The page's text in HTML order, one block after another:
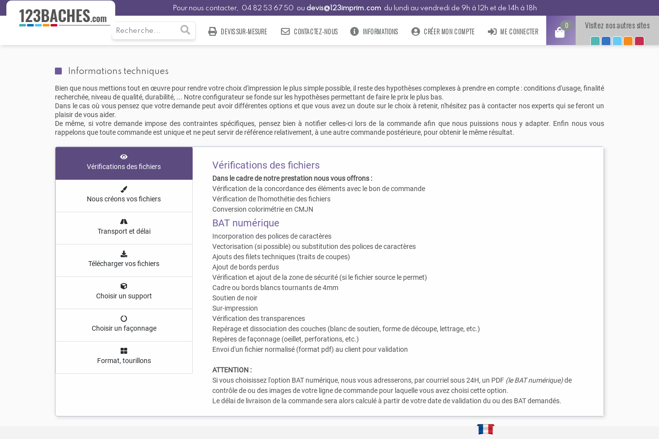
Pour nous contacter, 04 82 53 67 50 ou devis@123imprim.com du lundi au vendredi de 9h à 12h et de 14h à 18h
DEVIS SUR-MESURE CONTACTEZ-NOUS INFORMATIONS CRÉER MON COMPTE ME CONNECTER
0 Visitez nos autres sites
Informations techniques
Bien que nous mettions tout en œuvre pour rendre votre choix d'impression le plus simple possible, il reste des hypothèses complexes à prendre en compte : conditions d'usage, finalité
recherchée, niveau de qualité, durabilité, ... Notre configurateur se fonde sur les hypothèses permettant de faire le prix le plus bas.
Dans le cas où vous pensez que votre demande peut avoir différentes options et que vous avez un doute sur le choix à retenir, n'hésitez pas à contacter nos experts qui se feront un
plaisir de vous aider.
De même, si votre demande impose des contraintes spécifiques, pensez bien à notifier celles-ci lors de la commande afin que nous puissions nous y adapter. Enfin nous vous
rappelons que toute commande est unique et ne peut servir de référence relativement, à une autre commande postérieure, pour obtenir le même résultat.
Vérifications des fichiers
Nous créons vos fichiers
Transport et délai
Télécharger vos fichiers
Choisir un support
Choisir un façonnage
Format, tourillons
Vérifications des fichiers
Dans le cadre de notre prestation nous vous offrons :
Vérification de la concordance des éléments avec le bon de commande
Vérification de l'homothétie des fichiers
Conversion colorimétrie en CMJN
BAT numérique
Incorporation des polices de caractères
Vectorisation (si possible) ou substitution des polices de caractères
Ajouts des filets techniques (traits de coupes)
Ajout de bords perdus
Vérification et ajout de la zone de sécurité (si le fichier source le permet)
Cadre ou bords blancs tournants de 4mm
Soutien de noir
Sur-impression
Vérification des transparences
Repérage et dissociation des couches (blanc de soutien, forme de découpe, lettrage, etc.)
Repères de façonnage (oeillet, perforations, etc.)
Envoi d'un fichier normalisé (format pdf) au client pour validation
ATTENTION :
Si vous choisissez l'option BAT numérique, nous vous adresserons, par courriel sous 24H, un PDF (le BAT numérique)de
contrôle de ou des images de votre ligne de commande pour laquelle vous avez choisi cette option.
Le délai de livraison de la commande sera alors calculé à partir de votre date de validation du ou des BAT demandés.